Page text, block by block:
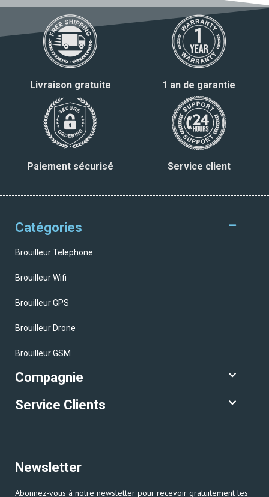
Livraison gratuite 1 an de garantie
Paiement sécurisé Service client
Catégories
Brouilleur Telephone
Brouilleur Wifi
Brouilleur GPS
Brouilleur Drone
Brouilleur GSM
Compagnie
Service Clients
Newsletter
Abonnez-vous à notre newsletter pour recevoir gratuitement les